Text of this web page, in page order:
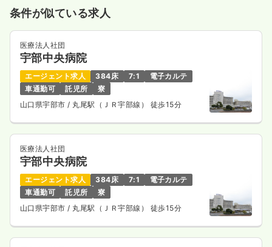
条件が似ている求人
医療法人社団
宇部中央病院
エージェント求人 384床 7:1
電子カルテ
車通勤可
託児所
寮
山口県宇部市 / 丸尾駅（ＪＲ宇部線） 徒歩15分
医療法人社団
宇部中央病院
エージェント求人 384床 7:1
電子カルテ
車通勤可
託児所
寮
山口県宇部市 / 丸尾駅（ＪＲ宇部線） 徒歩15分